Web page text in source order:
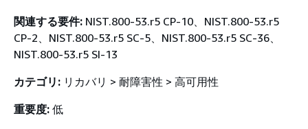
関連する要件: NIST.800-53.r5 CP-10、NIST.800-53.r5
CP-2、NIST.800-53.r5 SC-5、NIST.800-53.r5 SC-36、
NIST.800-53.r5 SI-13
カテゴリ: リカバリ > 耐障害性 > 高可用性
重要度: 低